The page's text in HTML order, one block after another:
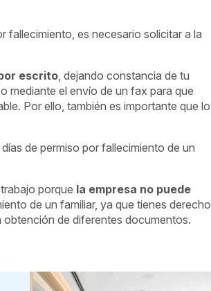
fallecimiento, es necesario solicitar a la
escrito, dejando constancia de tu
mediante el envío de un fax para que
Por ello, también es importante que lo
de permiso por fallecimiento de un
porque la empresa no puede
de un familiar, ya que tienes derecho
obtención de diferentes documentos.